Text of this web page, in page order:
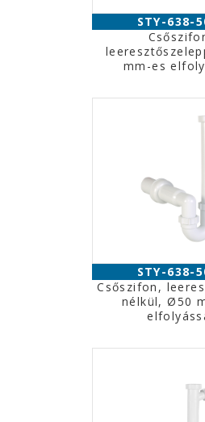
STY-638-
mm-es
STY-638-
Csőszifon,
nélkül, Ø50